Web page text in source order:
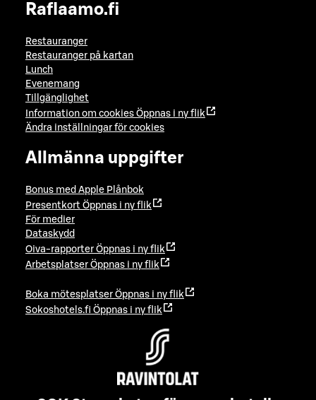
Raflaamo.fi
Restauranger
Restauranger på kartan
Lunch
Evenemang
Tillgänglighet
Information om cookies Öppnas i ny flik
Ändra inställningar för cookies
Allmänna uppgifter
Bonus med Apple Plånbok
Presentkort Öppnas i ny flik
För medier
Dataskydd
Oiva-rapporter Öppnas i ny flik
Arbetsplatser Öppnas i ny flik
Boka mötesplatser Öppnas i ny flik
Sokoshotels.fi Öppnas i ny flik